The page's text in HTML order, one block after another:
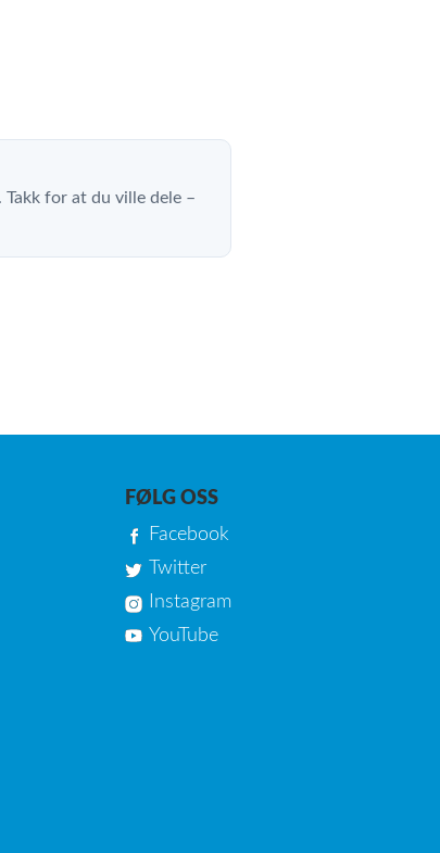
for at du ville dele –
FØLG OSS
Facebook
Twitter
Instagram
YouTube